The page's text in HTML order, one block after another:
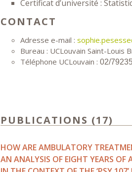
Certificat d’université :
CONTACT
Adresse e-mail :
Bureau : UCLouvain Saint-Louis
Téléphone UCLouvain : 02/
PUBLICATIONS (17)
HOW ARE AMBULATORY
AN ANALYSIS OF EIGHT YEARS OF